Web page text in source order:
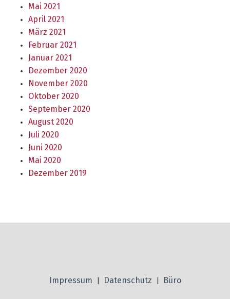
Mai 2021
April 2021
März 2021
Februar 2021
Januar 2021
Dezember 2020
November 2020
Oktober 2020
September 2020
August 2020
Juli 2020
Juni 2020
Mai 2020
Dezember 2019
Impressum Datenschutz Büro